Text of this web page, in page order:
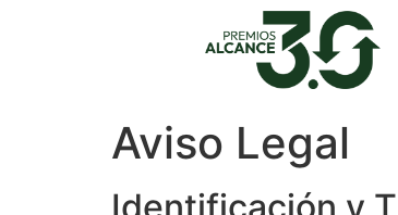
Aviso Legal